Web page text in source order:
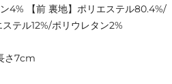
4% 【前 裏地】ポリエステル80.4%/
テル12%/ポリウレタン2%
さ7cm